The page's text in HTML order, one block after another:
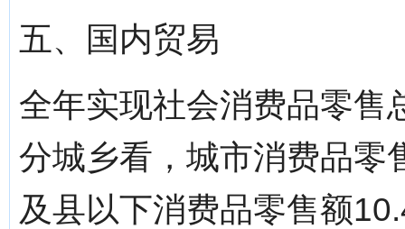
五、国内贸易
全年实现社会消费品零售
分城乡看，城市消费品零
及县以下消费品零售额